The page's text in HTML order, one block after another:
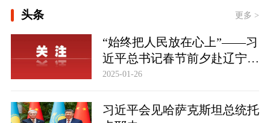
时政新闻眼丨从四个维度读懂今年以来
中国元首外交
头条 更多 >
“始终把人民放在心上”——习
近平总书记春节前夕赴辽宁看
望慰问基层干部群众纪实
2025-01-26
习近平会见哈萨克斯坦总统托